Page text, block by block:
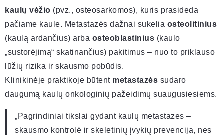
kaulų vėžio (pvz., osteosarkomos), kuris prasideda
pačiame kaule. Metastazės dažnai sukelia osteolitinius
(kaulą ardančius) arba osteoblastinius (kaulo
„sustorėjimą“ skatinančius) pakitimus – nuo to priklauso
lūžių rizika ir skausmo pobūdis.
Klinikinėje praktikoje būtent metastazės sudaro
daugumą kaulų onkologinių pažeidimų suaugusiesiems.
„Pagrindiniai tikslai gydant kaulų metastazes –
skausmo kontrolė ir skeletinių įvykių prevencija, nes